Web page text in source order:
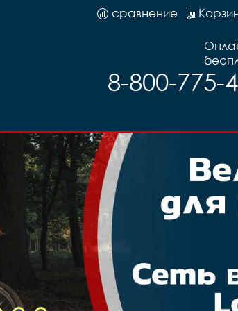
сравнение
8-800-775-